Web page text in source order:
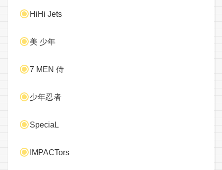
HiHi Jets
美 少年
7 MEN 侍
少年忍者
SpeciaL
IMPACTors